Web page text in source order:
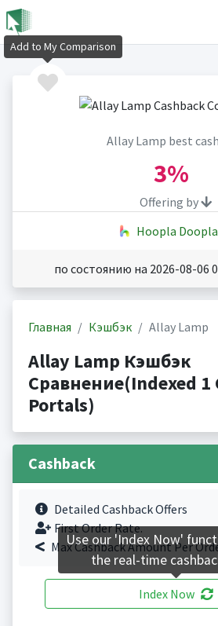
Allay Lamp best
3%
Offering by
Hoopla Doopla
по состоянию на 2026-08-06
Главная Кэшбэк Allay Lamp
Allay Lamp Кэшбэк
Сравнение(Indexed 1
Portals)
Cashback
Detailed Cashback Offers
First Order Rate.
Max Cashback Amount Per
Index Now
Add to My Comparison
Use our 'Index Now'
the real-time